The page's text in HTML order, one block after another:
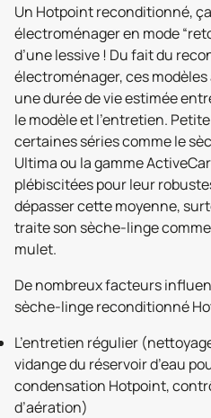
Un Hotpoint reconditionné,
électroménager en mode
d’une lessive ! Du fait du
électroménager, ces
une durée de vie estimée
le modèle et l’entretien.
certaines séries comme le
Ultima ou la gamme
plébiscitées pour leur
dépasser cette moyenne,
traite son sèche-linge
mulet.
De nombreux facteurs
sèche-linge reconditionné
L’entretien régulier
vidange du réservoir d’eau
condensation Hotpoint,
d’aération)